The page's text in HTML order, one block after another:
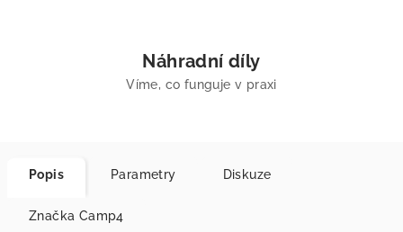
Náhradní díly
Víme, co funguje v praxi
Popis Parametry Diskuze
Značka Camp4